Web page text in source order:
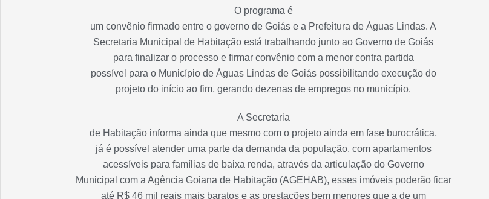
O programa é
um convênio firmado entre o governo de Goiás e a Prefeitura de Águas Lindas. A
Secretaria Municipal de Habitação está trabalhando junto ao Governo de Goiás
para finalizar o processo e firmar convênio com a menor contra partida
possível para o Município de Águas Lindas de Goiás possibilitando execução do
projeto do início ao fim, gerando dezenas de empregos no município.
A Secretaria
de Habitação informa ainda que mesmo com o projeto ainda em fase burocrática,
já é possível atender uma parte da demanda da população, com apartamentos
acessíveis para famílias de baixa renda, através da articulação do Governo
Municipal com a Agência Goiana de Habitação (AGEHAB), esses imóveis poderão ficar
até R$ 46 mil reais mais baratos e as prestações bem menores que a de um